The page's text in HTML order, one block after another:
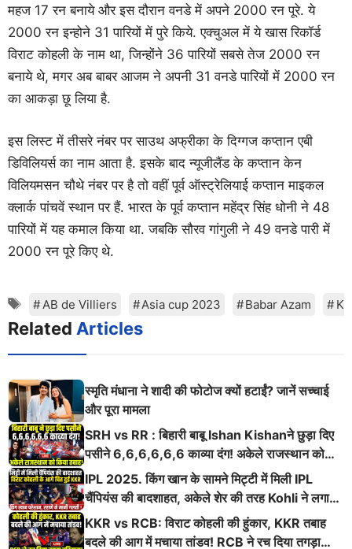
महज 17 रन बनाये और इस दौरान वनडे में अपने 2000 रन पूरे. ये
2000 रन इन्होने 31 पारियों में पुरे किये. एक्चुअल में ये खास रिकॉर्ड
विराट कोहली के नाम था, जिन्होंने 36 पारियों सबसे तेज 2000 रन
बनाये थे, मगर अब बाबर आजम ने अपनी 31 वनडे पारियों में 2000 रन
का आकड़ा छू लिया है.
इस लिस्ट में तीसरे नंबर पर साउथ अफ्रीका के दिग्गज कप्तान एबी
डिविलियर्स का नाम आता है. इसके बाद न्यूजीलैंड के कप्तान केन
विलियमसन चौथे नंबर पर है तो वहीं पूर्व ऑस्ट्रेलियाई कप्तान माइकल
क्लार्क पांचवें स्थान पर हैं. भारत के पूर्व कप्तान महेंद्र सिंह धोनी ने 48
पारियों में यह कमाल किया था. जबकि सौरव गांगुली ने 49 वनडे पारी में
2000 रन पूरे किए थे.
Tags
AB de Villiers Asia cup 2023 Babar Azam
Related Articles
स्मृति मंधाना ने शादी की फोटोज क्यों हटाईं? जानें सच्चाई
और पूरा मामला
SRH vs RR : बिहारी बाबू Ishan Kishanने छुड़ा दिए
पसीने 6,6,6,6,6,6 काव्या दंग! अकेले राजस्थान को
किया तबाह!
IPL 2025. किंग खान के सामने मिट्टी में मिली IPL
चैंपियंस की बादशाहत, अकेले शेर की तरह Kohli ने लगाई
ऐसी दहाड़
KKR vs RCB: विराट कोहली की हुंकार, KKR तबाह
बदले की आग में मचाया तांडव! RCB ने रच दिया तगड़ा